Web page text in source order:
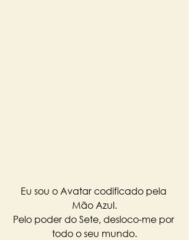
Eu sou o Avatar codificado pela
Mão Azul.
Pelo poder do Sete, desloco-me por
todo o seu mundo.